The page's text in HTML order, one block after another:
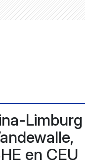
Limburg
en CEU